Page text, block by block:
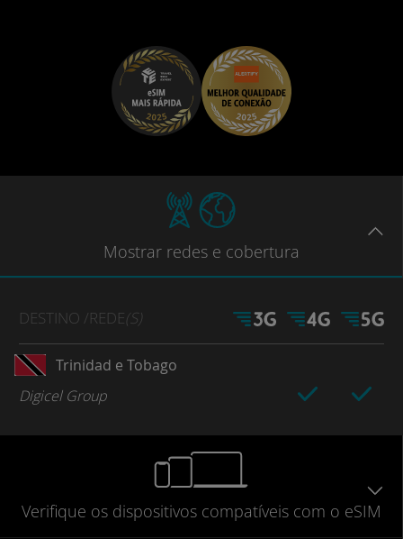
Mostrar redes e cobertura
DESTINO /REDE(S)
Trinidad e Tobago
Digicel Group
Verifique os dispositivos compatíveis com o eSIM